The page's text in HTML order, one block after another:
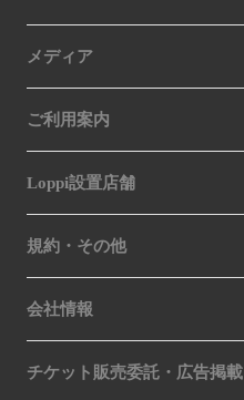
メディア
ご利用案内
Loppi設置店舗
規約・その他
会社情報
チケット販売委託・広告掲載